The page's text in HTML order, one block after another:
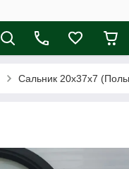
Сальник 20х37х7